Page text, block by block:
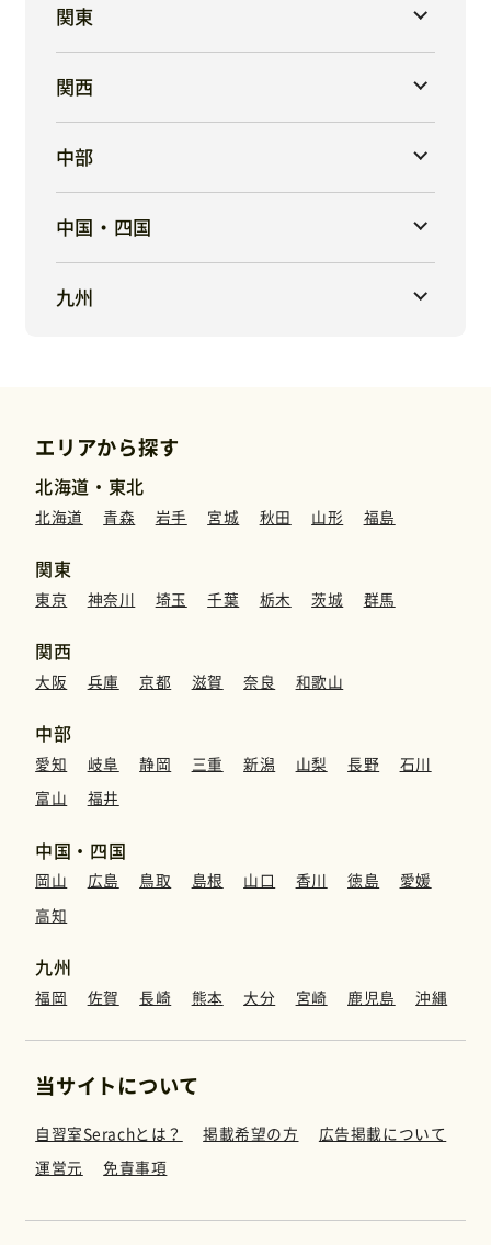
関東
関西
中部
中国・四国
九州
エリアから探す
北海道・東北
北海道 青森 岩手 宮城 秋田 山形 福島
関東
東京 神奈川 埼玉 千葉 栃木 茨城 群馬
関西
大阪 兵庫 京都 滋賀 奈良 和歌山
中部
愛知 岐阜 静岡 三重 新潟 山梨 長野
石川
富山
福井
中国・四国
岡山 広島 鳥取 島根 山口 香川 徳島
愛媛
高知
九州
福岡 佐賀 長崎 熊本 大分 宮崎 鹿児島 沖縄
当サイトについて
自習室Serachとは？ 掲載希望の方
広告掲載について
運営元
免責事項